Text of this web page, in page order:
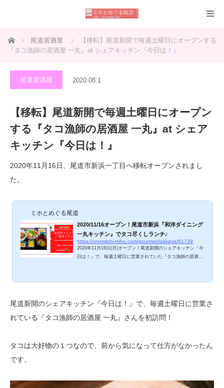
ホーム 尾道居酒屋
【移転】尾道新開で毎週土曜日にオープンする
『タコ漁師の居酒屋 一丸』at シェアキッチン『今日は！』
尾道居酒屋 2020.08.1
【移転】尾道新開で毎週土曜日にオープン
する『タコ漁師の居酒屋 一丸』at シェア
キッチン『今日は！』
2020年11月16日、尾道市新浜一丁目へ移転オープンされまし
た。
ミホとめぐる尾道
2020/11/16オープン！尾道市新浜『和洋ダイニング
一丸キッチン』でタコ尽くしランチ♪
https://onomichi-miho.com/gourmet/izakaya/61739
2020年11月16日(月)オープン！尾道新開のシェアキッチン『今
日は！』で、毎週土曜日に営業されていた『タコ漁師の居酒屋
はたまらないランチと夜メニュー、ご紹介しますね。 和洋ダイ
円 (タコ飯、タコ天、タコぶつ、タコ酢、味噌汁付）〇タコ天
定食 1,000円 (タコ飯、タコ天、タコ酢、味噌汁付）〇Ａ定
食 1,000円 （ハンバーグ、エビフラ...
尾道新開のシェアキッチン『今日は！』で、毎週土曜日に営業さ
れている『タコ漁師の居酒屋 一丸』さんを初訪問！
タコは大好物の１つなので、前から気になって仕方がなかったん
です。